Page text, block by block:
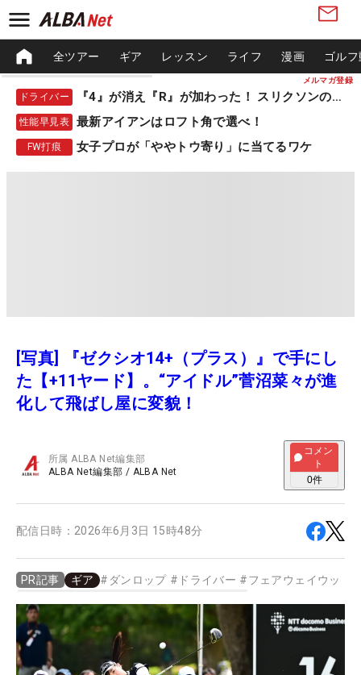
メルマガ登録
全ツアー ギア レッスン ライフ 漫画 ゴル
ドライバー 『4』が消え『R』が加わった！ スリクソンの新作
性能早見表 最新アイアンはロフト角で選べ！
FW打痕 女子プロが「ややトウ寄り」に当てるワケ
[写真] 『ゼクシオ14+（プラス）』で手にし
た【+11ヤード】。“アイドル”菅沼菜々が進
化して飛ばし屋に変貌！
所属ALBA Net編集部
ALBA Net編集部 / ALBA Net
コメン
ト
0件
配信日時： 2026年6月3日 15時48分
PR記事 ギア # ダンロップ # ドライバー #フェアウェイウッド